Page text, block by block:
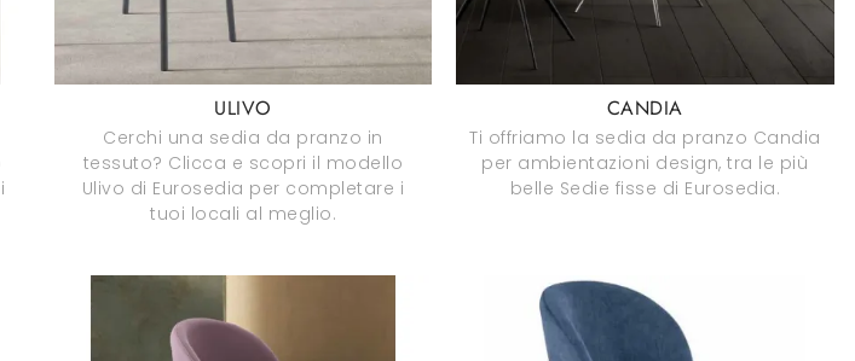
ULIVO
Cerchi una sedia da pranzo in
tessuto? Clicca e scopri il modello
Ulivo di Eurosedia per completare i
tuoi locali al meglio.
CANDIA
Ti offriamo la sedia da pranzo Candia
per ambientazioni design, tra le più
belle Sedie fisse di Eurosedia.